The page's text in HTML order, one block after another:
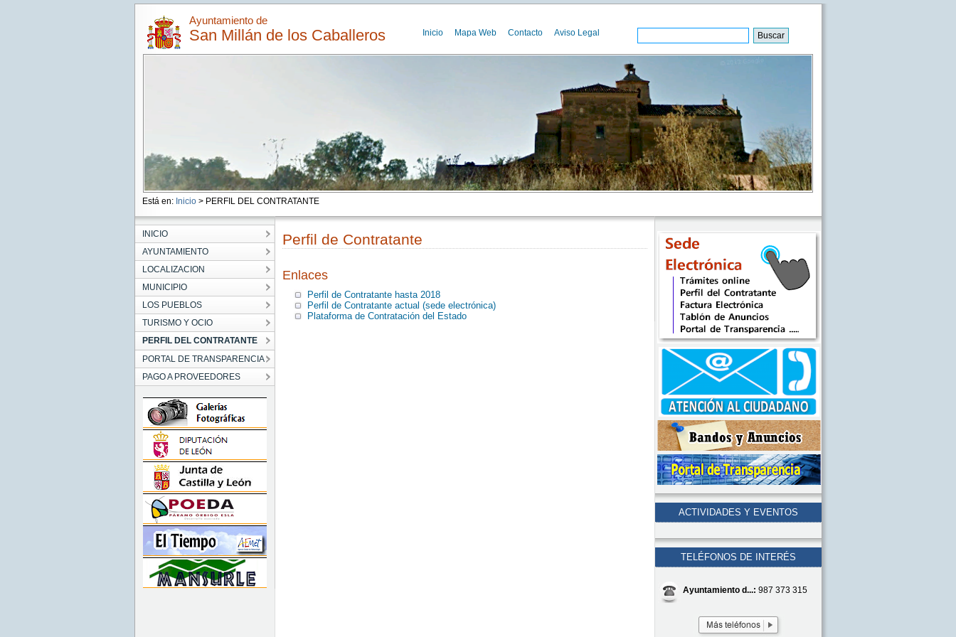
Ayuntamiento de
San Millán de los Caballeros Inicio Mapa Web Contacto Aviso Legal
Está en: Inicio > PERFIL DEL CONTRATANTE
INICIO
AYUNTAMIENTO
LOCALIZACION
MUNICIPIO
LOS PUEBLOS
TURISMO Y OCIO
PERFIL DEL CONTRATANTE
PORTAL DE TRANSPARENCIA
PAGO A PROVEEDORES
Perfil de Contratante
Enlaces
Perfil de Contratante hasta 2018
Perfil de Contratante actual (sede electrónica)
Plataforma de Contratación del Estado
ACTIVIDADES Y EVENTOS
TELÉFONOS DE INTERÉS
Ayuntamiento d...: 987 373 315